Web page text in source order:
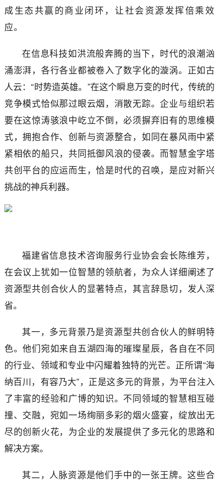
成生态共赢的商业闭环，让社会资源发挥倍乘效
应。
在信息科技如洪流般奔腾的当下，时代的浪潮汹
涌澎湃，各行各业都被卷入了数字化的漩涡。正如古
人云：“时势造英雄。”在这个瞬息万变的时代，传统的
竞争模式恰似那过眼云烟，消散无踪。企业与组织若
要在这惊涛骇浪中屹立不倒，必须摒弃旧有的思维模
式，拥抱合作、创新与资源整合，如同在暴风雨中紧
紧相依的船只，共同抵御风浪的侵袭。而智慧金字塔
共创平台的应运而生，恰是时代的召唤，是应对新兴
挑战的神兵利器。
福建省信息技术咨询服务行业协会会长陈维芳，
在会议上犹如一位智慧的领航者，为众人详细阐述了
资源型共创合伙人的显著特点，其言辞恳切，发人深
省。
其一，多元背景乃是资源型共创合伙人的鲜明特
色。他们宛如来自五湖四海的璀璨星辰，各自在不同
的行业、领域和专业中闪耀着独特的光芒。正所谓“海
纳百川，有容乃大”，正是这多元的背景，为平台注入
了丰富的经验和广博的知识。不同领域的智慧相互碰
撞、交融，宛如一场绚丽多彩的烟火盛宴，绽放出无
尽的创新火花，为企业的发展提供了多元化的思路和
解决方案。
其二，人脉资源是他们手中的一张王牌。这些合